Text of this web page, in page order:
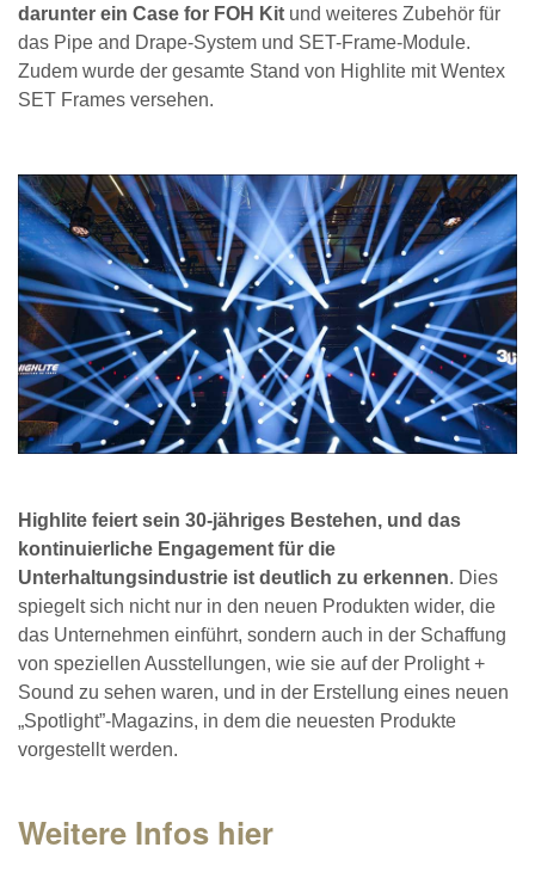
darunter ein Case for FOH Kit und weiteres Zubehör für
das Pipe and Drape-System und SET-Frame-Module.
Zudem wurde der gesamte Stand von Highlite mit Wentex
SET Frames versehen.
Highlite feiert sein 30-jähriges Bestehen, und das
kontinuierliche Engagement für die
Unterhaltungsindustrie ist deutlich zu erkennen. Dies
spiegelt sich nicht nur in den neuen Produkten wider, die
das Unternehmen einführt, sondern auch in der Schaffung
von speziellen Ausstellungen, wie sie auf der Prolight +
Sound zu sehen waren, und in der Erstellung eines neuen
„Spotlight”-Magazins, in dem die neuesten Produkte
vorgestellt werden.
Weitere Infos hier